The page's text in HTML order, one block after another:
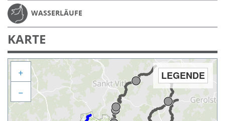
WASSERLÄUFE
KARTE
LEGENDE
+
−